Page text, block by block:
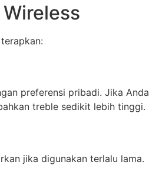
preferensi pribadi. Jika Anda
treble sedikit lebih tinggi.
jika digunakan terlalu lama.